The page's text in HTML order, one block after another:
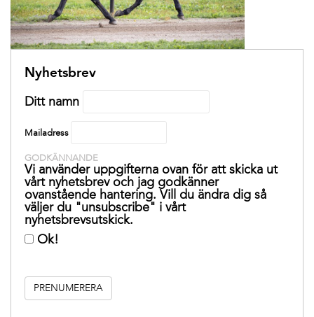
Nyhetsbrev
Ditt namn
Mailadress
GODKÄNNANDE
Vi använder uppgifterna ovan för att skicka ut
vårt nyhetsbrev och jag godkänner
ovanstående hantering. Vill du ändra dig så
väljer du "unsubscribe" i vårt
nyhetsbrevsutskick.
Ok!